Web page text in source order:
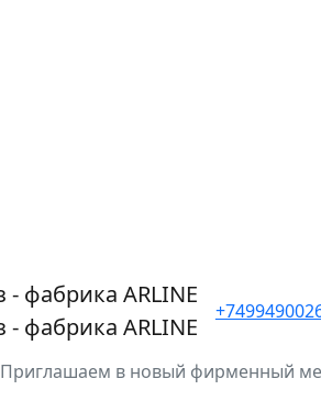
Приглашаем в новый фирменный